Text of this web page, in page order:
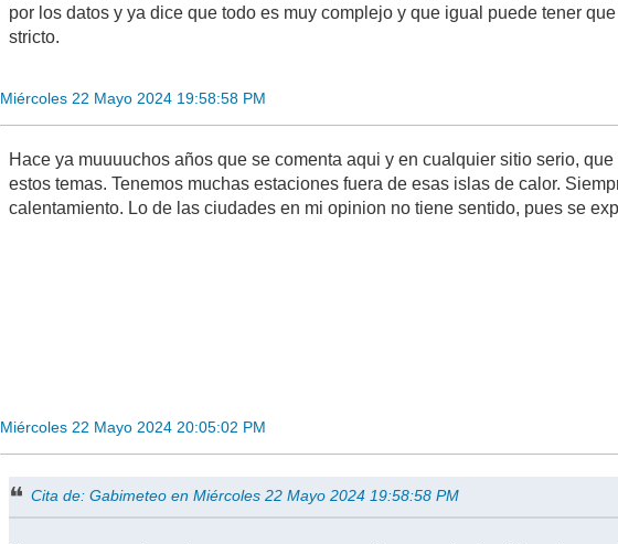
por los datos y ya dice que todo es muy complejo y que igual puede tener
stricto.
Miércoles 22 Mayo 2024 19:58:58 PM
Hace ya muuuuchos años que se comenta aqui y en cualquier sitio serio,
estos temas. Tenemos muchas estaciones fuera de esas islas de calor.
calentamiento. Lo de las ciudades en mi opinion no tiene sentido, pues se
Miércoles 22 Mayo 2024 20:05:02 PM
Cita de: Gabimeteo en Miércoles 22 Mayo 2024 19:58:58 PM